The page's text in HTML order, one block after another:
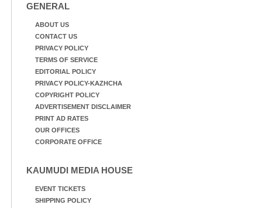
അക്ഷത അവതരിപ്പിച്ച ലയ
GENERAL
ABOUT US
CONTACT US
PRIVACY POLICY
TERMS OF SERVICE
EDITORIAL POLICY
PRIVACY POLICY-KAZHCHA
COPYRIGHT POLICY
ADVERTISEMENT DISCLAIMER
PRINT AD RATES
OUR OFFICES
CORPORATE OFFICE
KAUMUDI MEDIA HOUSE
EVENT TICKETS
SHIPPING POLICY